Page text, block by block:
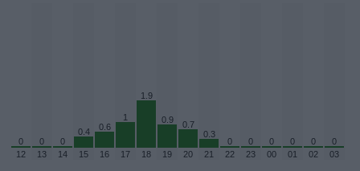
0 0 0
0.4 0.6
1
1.9
0.9
0.7
0.3
0 0 0 0 0
0
12
13 14 15 16 17 18 19 20 21 22 23 00 01 02 03